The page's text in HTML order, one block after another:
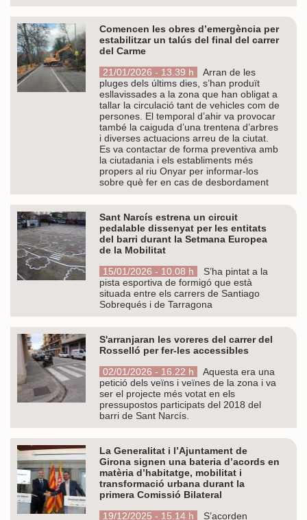
Comencen les obres d’emergència per
estabilitzar un talús del final del carrer
del Carme
21/01/2026 - 13.39 h
Arran de les
pluges dels últims dies, s’han produït
esllavissades a la zona que han obligat a
tallar la circulació tant de vehicles com de
persones. El temporal d’ahir va provocar
també la caiguda d’una trentena d’arbres
i diverses actuacions arreu de la ciutat.
Es va contactar de forma preventiva amb
la ciutadania i els establiments més
propers al riu Onyar per informar-los
sobre què fer en cas de desbordament
Sant Narcís estrena un circuit
pedalable dissenyat per les entitats
del barri durant la Setmana Europea
de la Mobilitat
15/01/2026 - 10.08 h
S’ha pintat a la
pista esportiva de formigó que està
situada entre els carrers de Santiago
Sobrequés i de Tarragona
S'arranjaran les voreres del carrer del
Rosselló per fer-les accessibles
02/01/2026 - 16.22 h
Aquesta era una
petició dels veïns i veïnes de la zona i va
ser el projecte més votat en els
pressupostos participats del 2018 del
barri de Sant Narcís.
La Generalitat i l’Ajuntament de
Girona signen una bateria d’acords en
matèria d’habitatge, mobilitat i
transformació urbana durant la
primera Comissió Bilateral
19/12/2025 - 15.14 h
S’acorden